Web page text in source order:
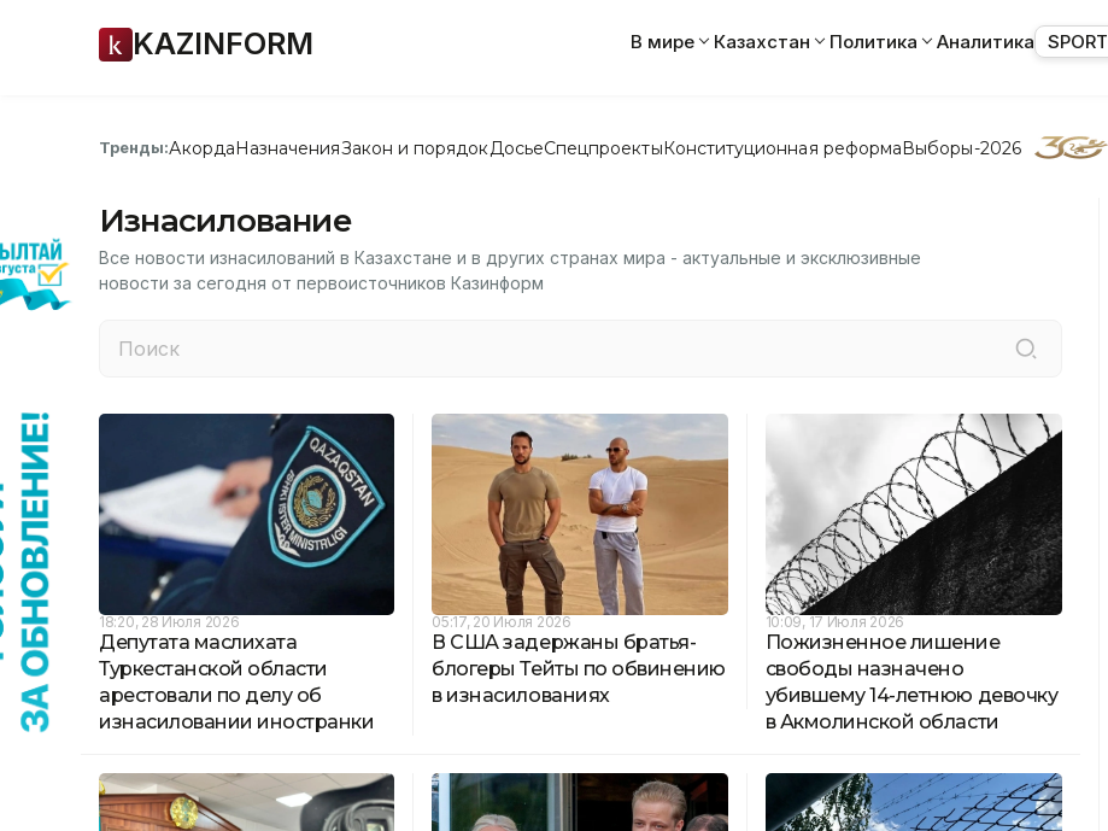
KAZINFORM В мире Казахстан Политика Аналитика SPORT
Тренды:АкордаНазначенияЗакон и порядок ДосьеСпецпроектыКонституционная реформаВыборы-2026
Изнасилование
Все новости изнасилований в Казахстане и в других странах мира - актуальные и эксклюзивные
новости за сегодня от первоисточников Казинформ
18:20, 28 Июля 2026
Депутата маслихата
Туркестанской области
арестовали по делу об
изнасиловании иностранки
05:17, 20 Июля 2026
В США задержаны братья-
блогеры Тейты по обвинению
в изнасилованиях
10:09, 17 Июля 2026
Пожизненное лишение
свободы назначено
убившему 14-летнюю девочку
в Акмолинской области